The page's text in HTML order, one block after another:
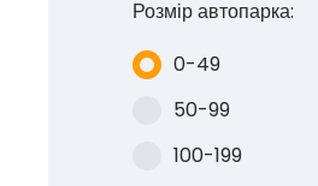
Розмір автопарка:
0-49
50-99
100-199